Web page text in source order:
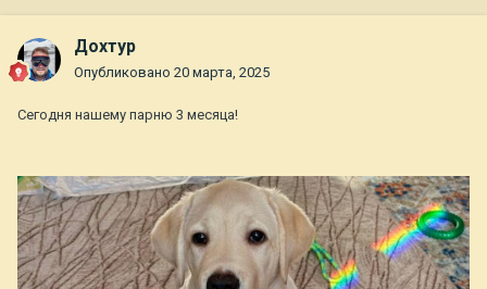
Дохтур
Опубликовано 20 марта, 2025
Сегодня нашему парню 3 месяца!